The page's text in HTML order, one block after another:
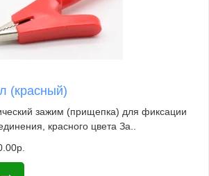
(красный)
зажим (прищепка) для фиксации
красного цвета За..